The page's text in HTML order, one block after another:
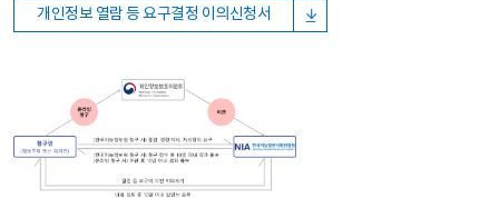
개인정보 열람 등 요구결정 이의신청서